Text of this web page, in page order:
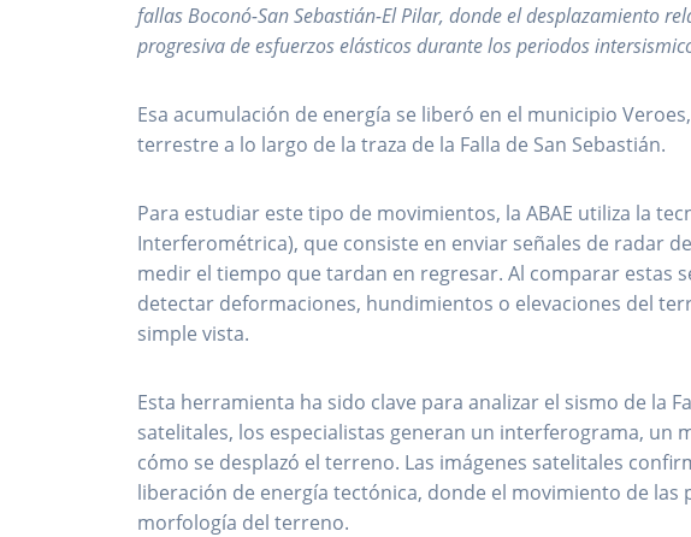
fallas Boconó-San Sebastián-El Pilar, donde el desplazamiento
progresiva de esfuerzos elásticos durante los periodos
Esa acumulación de energía se liberó en el municipio
terrestre a lo largo de la traza de la Falla de San Sebastián.
Para estudiar este tipo de movimientos, la ABAE utiliza la
Interferométrica), que consiste en enviar señales de radar
medir el tiempo que tardan en regresar. Al comparar estas
detectar deformaciones, hundimientos o elevaciones del
simple vista.
Esta herramienta ha sido clave para analizar el sismo de la
satelitales, los especialistas generan un interferograma, un
cómo se desplazó el terreno. Las imágenes satelitales
liberación de energía tectónica, donde el movimiento de
morfología del terreno.